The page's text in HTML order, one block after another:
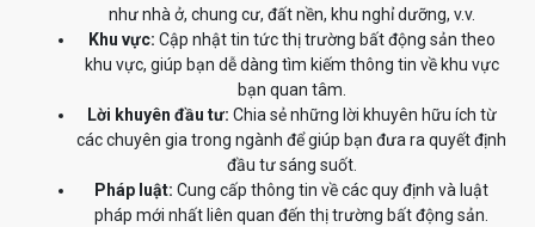
như nhà ở, chung cư, đất nền, khu nghỉ dưỡng, v.v.
Khu vực: Cập nhật tin tức thị trường bất động sản theo
khu vực, giúp bạn dễ dàng tìm kiếm thông tin về khu vực
bạn quan tâm.
Lời khuyên đầu tư: Chia sẻ những lời khuyên hữu ích từ
các chuyên gia trong ngành để giúp bạn đưa ra quyết định
đầu tư sáng suốt.
Pháp luật: Cung cấp thông tin về các quy định và luật
pháp mới nhất liên quan đến thị trường bất động sản.